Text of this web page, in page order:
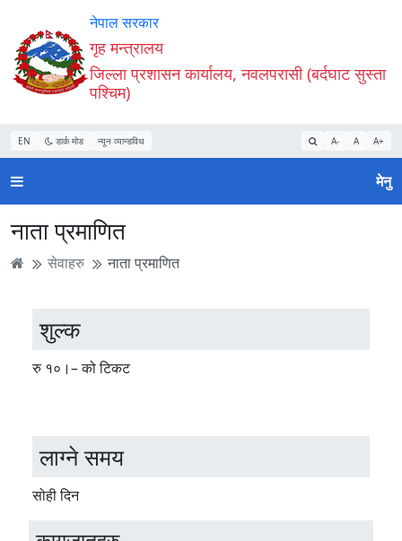
Mode
सुरु
गर्नुहोस्
सामाग्री
पढ्नुहाेस्
नेभिगेसन
पढ्नुहाेस्
खोजमा
जानुहोस्
नेपाल सरकार
गृह मन्त्रालय
जिल्ला प्रशासन कार्यालय, नवलपरासी (बर्दघाट सुस्ता
पश्चिम)
EN डार्क मोड न्यून व्यान्डविथ A- A A+
मेनु
नाता प्रमाणित
सेवाहरु नाता प्रमाणित
शुल्क
रु १०।– को टिकट
लाग्ने समय
सोही दिन